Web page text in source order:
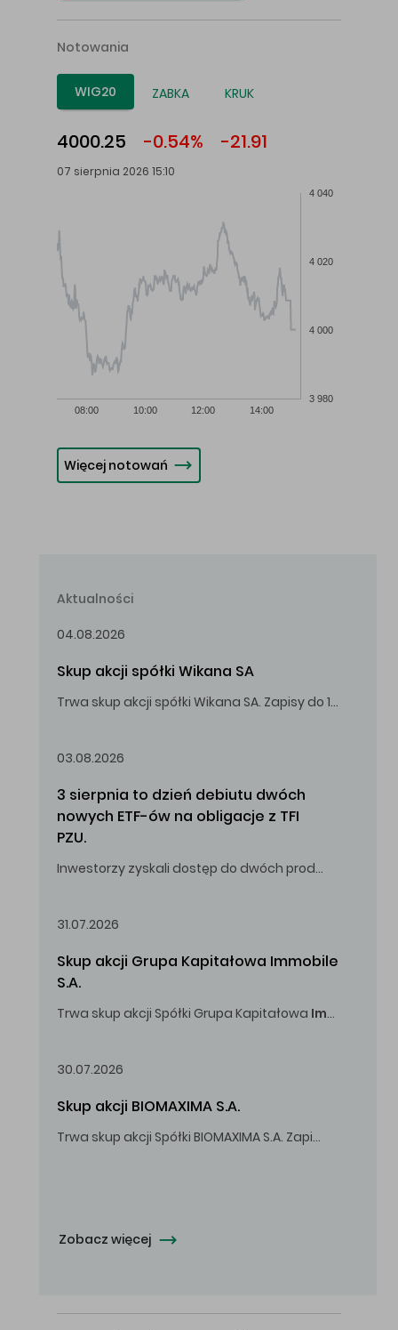
Notowania
WIG20 ZABKA KRUK
4000.25 -0.54% -21.91
07 sierpnia 2026 15:10
08:00 10:00 12:00 14:00
3 980
4 000
4 020
4 040
Więcej notowań
Aktualności
04.08.2026
Skup akcji spółki Wikana SA
Trwa skup akcji spółki Wikana SA. Zapisy do 14.08.2026 r. do godz. 16.00.
03.08.2026
3 sierpnia to dzień debiutu dwóch
nowych ETF-ów na obligacje z TFI
PZU.
Inwestorzy zyskali dostęp do dwóch produktów umożliwiających inwestowanie w obligacje skarbowe.
31.07.2026
Skup akcji Grupa Kapitałowa Immobile
S.A.
Trwa skup akcji Spółki Grupa Kapitałowa Immobile
30.07.2026
Skup akcji BIOMAXIMA S.A.
Trwa skup akcji Spółki BIOMAXIMA S.A. Zapisy do 4 sierpnia 2026 r. do godz. 16.00.
Zobacz więcej